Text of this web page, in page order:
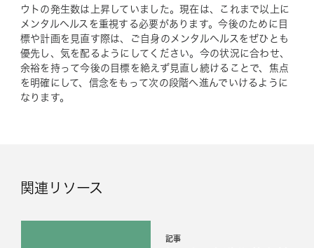
ウトの発生数は上昇していました。現在は、これまで以上に
メンタルヘルスを重視する必要があります。今後のために目
標や計画を見直す際は、ご自身のメンタルヘルスをぜひとも
優先し、気を配るようにしてください。今の状況に合わせ、
余裕を持って今後の目標を絶えず見直し続けることで、焦点
を明確にして、信念をもって次の段階へ進んでいけるように
なります。
関連リソース
記事